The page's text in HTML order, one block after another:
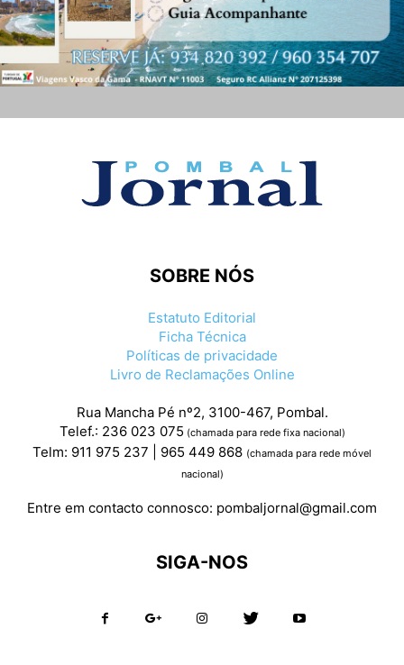
SOBRE NÓS
Estatuto Editorial
Ficha Técnica
Políticas de privacidade
Livro de Reclamações Online
Rua Mancha Pé nº2, 3100-467, Pombal.
Telef.: 236 023 075 (chamada para rede fixa nacional)
Telm: 911 975 237 | 965 449 868 (chamada para rede móvel
nacional)
Entre em contacto connosco: pombaljornal@gmail.com
SIGA-NOS